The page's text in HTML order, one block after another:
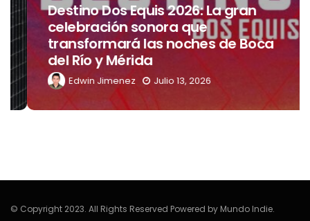
Destino Dos Equis 2026: La gran
celebración sonora que
transformará las noches de Boca
del Río y Mérida
Edwin Jimenez Julio 13, 2026
© Copyright 2023. All Rights Reserved Powered by Mundo Indie.